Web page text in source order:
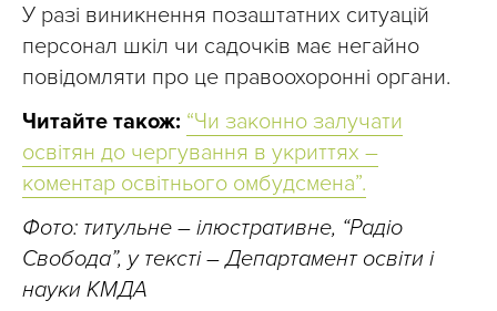
У разі виникнення позаштатних ситуацій
персонал шкіл чи садочків має негайно
повідомляти про це правоохоронні органи.
Читайте також: “Чи законно залучати
освітян до чергування в укриттях –
коментар освітнього омбудсмена”.
Фото: титульне – ілюстративне, “Радіо
Свобода”, у тексті – Департамент освіти і
науки КМДА